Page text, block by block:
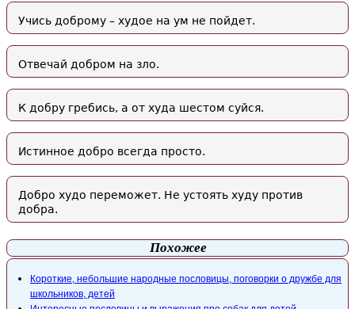
Учись доброму – худое на ум не пойдет.
Отвечай добром на зло.
К добру гребись, а от худа шестом суйся.
Истинное добро всегда просто.
Добро худо переможет. Не устоять худу против
добра.
Похожее
Короткие, небольшие народные пословицы, поговорки о дружбе для
школьников, детей